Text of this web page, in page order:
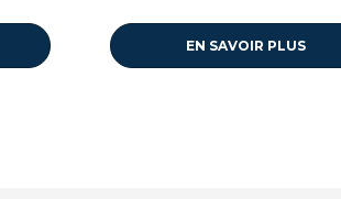
EN SAVOIR PLUS